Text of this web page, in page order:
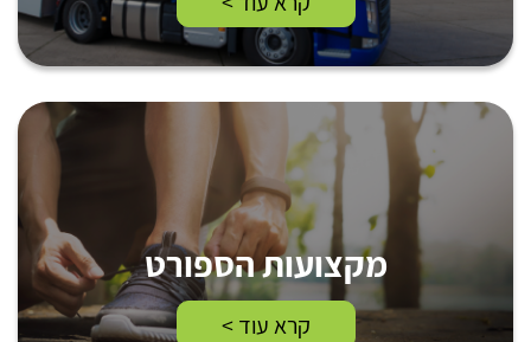
מקצועות הספורט
קרא עוד >